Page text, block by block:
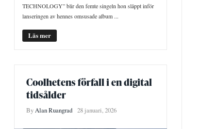
TECHNOLOGY” blir den femte singeln hon släppt inför
lanseringen av hennes omsusade album ...
Läs mer
Coolhetens förfall i en digital
tidsålder
ByAlan Ruangrad 28 januari, 2026